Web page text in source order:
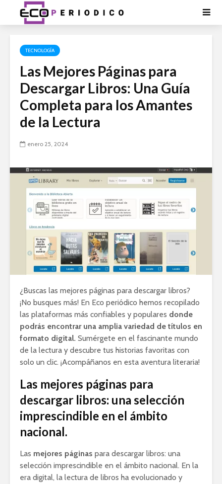
TECNOLOGÍA
Las Mejores Páginas para
Descargar Libros: Una Guía
Completa para los Amantes
de la Lectura
enero 25, 2024
¿Buscas las mejores páginas para descargar libros?
¡No busques más! En Eco periódico hemos recopilado
las plataformas más confiables y populares donde
podrás encontrar una amplia variedad de títulos en
formato digital. Sumérgete en el fascinante mundo
de la lectura y descubre tus historias favoritas con
solo un clic. ¡Acompáñanos en esta aventura literaria!
Las mejores páginas para
descargar libros: una selección
imprescindible en el ámbito
nacional.
Las mejores páginas para descargar libros: una
selección imprescindible en el ámbito nacional. En la
era digital, la lectura de libros ha evolucionado y